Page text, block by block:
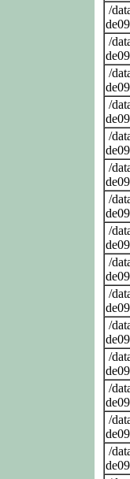
/
/
/
/
/
/
/
/
/
/
/
/
/
/
/